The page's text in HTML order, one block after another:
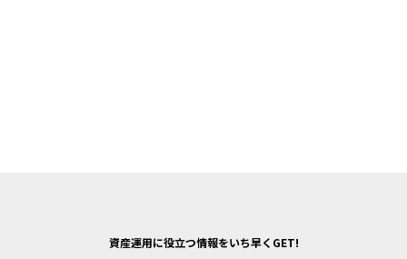
資産運用に役立つ情報をいち早くGET!